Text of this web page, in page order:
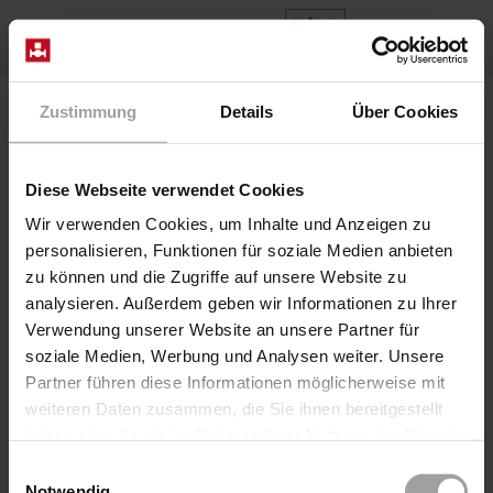
Zustimmung Details Über Cookies
Diese Webseite verwendet Cookies
Wir verwenden Cookies, um Inhalte und Anzeigen zu
personalisieren, Funktionen für soziale Medien anbieten
zu können und die Zugriffe auf unsere Website zu
analysieren. Außerdem geben wir Informationen zu Ihrer
Verwendung unserer Website an unsere Partner für
soziale Medien, Werbung und Analysen weiter. Unsere
Partner führen diese Informationen möglicherweise mit
weiteren Daten zusammen, die Sie ihnen bereitgestellt
NL
Klep 2/918-24/0624/8280-modul
Coaxial Valve pneum. direct
Serie 2/918-..-06-R280